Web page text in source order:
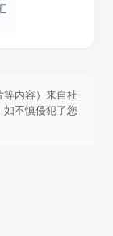
内容）来自社
不慎侵犯了您